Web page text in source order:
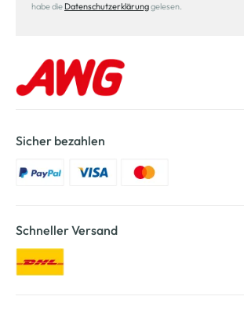
habe die Datenschutzerklärunggelesen.
Sicher bezahlen
Schneller Versand